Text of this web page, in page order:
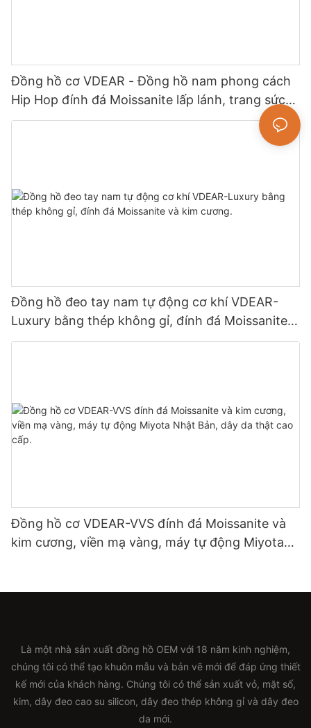
Đồng hồ cơ VDEAR - Đồng hồ nam phong cách
Hip Hop đính đá Moissanite lấp lánh, trang sức
cao cấp.
Đồng hồ đeo tay nam tự động cơ khí VDEAR-
Luxury bằng thép không gỉ, đính đá Moissanite
và kim cương.
Đồng hồ cơ VDEAR-VVS đính đá Moissanite và
kim cương, viền mạ vàng, máy tự động Miyota
Là một nhà sản xuất đồng hồ OEM với 18 năm kinh nghiệm,
chúng tôi có thể tạo khuôn mẫu và bản vẽ mới để đáp ứng thiết
kế mới của khách hàng. Chúng tôi có thể sản xuất vỏ, mặt số,
kim, dây đeo cao su silicon, dây đeo thép không gỉ và dây đeo
da mới.